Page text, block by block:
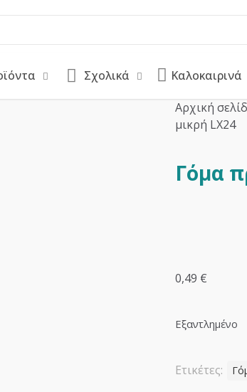
Σχολικά Καλοκαιρινά
Αρχική
μικρή LX24
Γόμα
0,49 €
Εξαντλημένο
Ετικέτες: